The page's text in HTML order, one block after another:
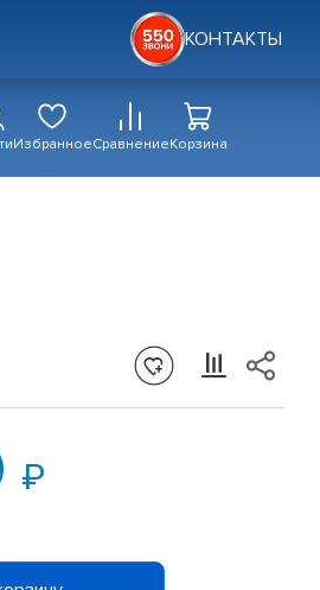
КОНТАКТЫ
ИзбранноеСравнениеКорзина